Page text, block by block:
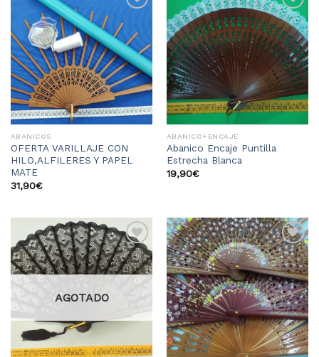
a la
lista
de
deseos
ABANICOS
OFERTA VARILLAJE CON
HILO,ALFILERES Y PAPEL
MATE
31,90€
Añadir
a la
lista
de
deseos
ABANICO+ENCAJE
Abanico Encaje Puntilla
Estrecha Blanca
19,90€
Añadir
a la
lista
deseos
AGOTADO
Añadir
a la
lista
de
deseos